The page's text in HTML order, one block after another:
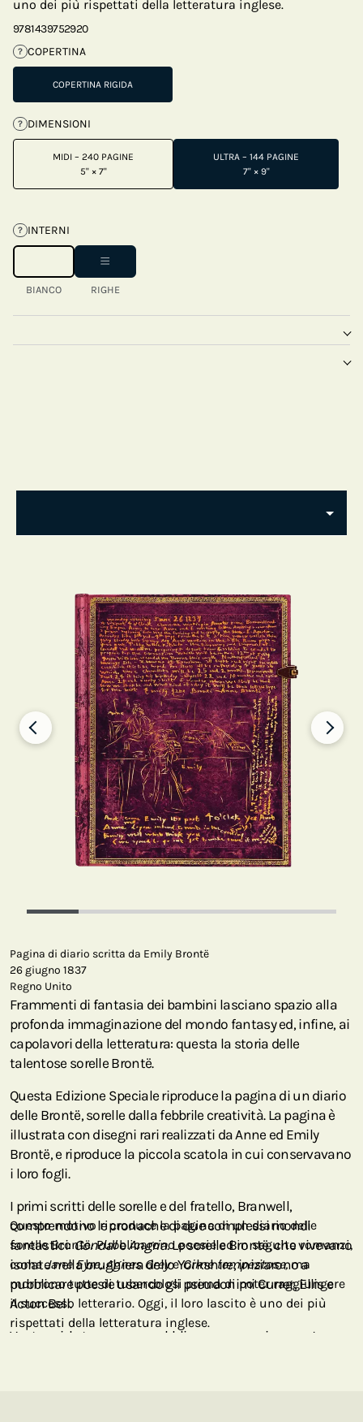
uno dei più rispettati della letteratura inglese.
9781439752920
? COPERTINA
COPERTINA RIGIDA
? DIMENSIONI
MIDI – 240 PAGINE
5" × 7"
ULTRA – 144 PAGINE
7" × 9"
? INTERNI
BIANCO RIGHE
Pagina di diario scritta da Emily Brontë
26 giugno 1837
Regno Unito
Frammenti di fantasia dei bambini lasciano spazio alla
profonda immaginazione del mondo fantasy ed, infine, ai
capolavori della letteratura: questa la storia delle
talentose sorelle Brontë.
Questa Edizione Speciale riproduce la pagina di un diario
delle Brontë, sorelle dalla febbrile creatività. La pagina è
illustrata con disegni rari realizzati da Anne ed Emily
Brontë, e riproduce la piccola scatola in cui conservavano
i loro fogli.
I primi scritti delle sorelle e del fratello, Branwell,
comprendono le cronache di due complessi mondi
fantastici:GondaleAngria.Le sorelle Brontë, che vivevano
isolate nella brughiera dello Yorkshire, iniziarono a
pubblicare poesie usando gli pseudonimi Currer, Ellis e
Acton Bell.
Ventenni, le tre ragazze pubblicano romanzi come
Jane
Questo motivo riproduce la pagina di un diario delle
sorelle Brontë. Pubblicarono poesie ed in seguito romanzi,
comeJane Eyre, Agnes GreyeCime tempestose,ma
morirono tutte di tubercolosi prima di poter raggiungere
il successo letterario. Oggi, il loro lascito è uno dei più
rispettati della letteratura inglese.